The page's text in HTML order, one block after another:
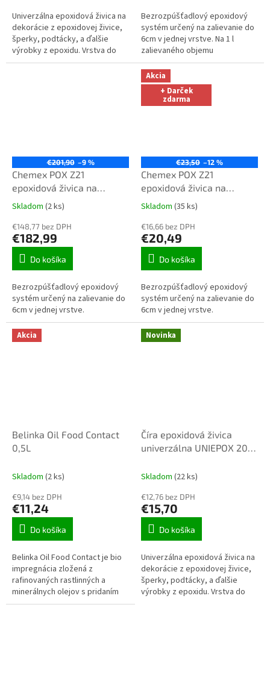
hviezdičiek.
Univerzálna epoxidová živica na
dekorácie z epoxidovej živice,
šperky, podtácky, a ďalšie
výrobky z epoxidu. Vrstva do
výšky 20mm.
hviezdičiek.
Bezrozpúšťadlový epoxidový
systém určený na zalievanie do
6cm v jednej vrstve. Na 1 l
zalievaného objemu
potrebujete 1,06 kg zmesi / z 1
kg zmesi zalejete 0,94 l objemu.
Na...
€201,90 –9 %
Chemex POX Z21
epoxidová živica na
zalievanie číra 12,9 kg TOP
Priemerné
produktu
je
4,3
hviezdičiek.
Skladom (2 ks)
€148,77 bez DPH
€182,99
Do košíka
Bezrozpúšťadlový epoxidový
systém určený na zalievanie do
6cm v jednej vrstve.
Akcia
+ Darček
zdarma
€23,50 –12 %
Chemex POX Z21
epoxidová živica na
zalievanie číra 1,29 kg TOP
Priemerné
produktu
je
3,3
hviezdičiek.
Skladom (35 ks)
€16,66 bez DPH
€20,49
Do košíka
Bezrozpúšťadlový epoxidový
systém určený na zalievanie do
6cm v jednej vrstve.
Akcia
Belinka Oil Food Contact
0,5L
Skladom (2 ks)
€9,14 bez DPH
€11,24
Do košíka
Belinka Oil Food Contact je bio
impregnácia zložená z
rafinovaných rastlinných a
minerálnych olejov s pridaním
aromatických olejov a iných
Novinka
Číra epoxidová živica
univerzálna UNIEPOX 20-
Skladom (22 ks)
€12,76 bez DPH
€15,70
Do košíka
Univerzálna epoxidová živica na
dekorácie z epoxidovej živice,
šperky, podtácky, a ďalšie
výrobky z epoxidu. Vrstva do